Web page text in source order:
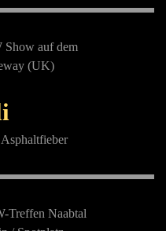
Show auf dem
(UK)
Asphaltfieber
Treffen Naabtal